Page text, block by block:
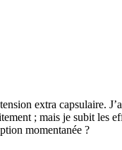
extra capsulaire.
; mais je subit les
momentanée ?